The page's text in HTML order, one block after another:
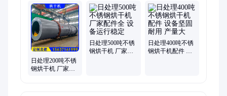
转窑、盘颗粒机、圆振动筛、煅烧设备、石灰磨机、球磨设备、
3吨球磨机、圆盘抛丸机、垃圾焚烧窑、焚烧回转窑、振动脱水
筛、尾矿脱水筛、石灰球磨机、萤石球磨机、矿用球磨机、铜矿
球磨机、干式球磨机、金矿球磨机、圆盘制粒机、铝灰球磨机
日处理200吨不锈
钢烘干机 厂家支
日处理500吨不锈
钢烘干机 厂家配
日处理400吨不锈
钢烘干机配件 设